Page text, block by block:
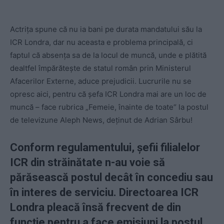
Actrița spune că nu ia bani pe durata mandatului său la
ICR Londra, dar nu aceasta e problema principală, ci
faptul că absența sa de la locul de muncă, unde e plătită
dealtfel împărătește de statul român prin Ministerul
Afacerilor Externe, aduce prejudicii. Lucrurile nu se
opresc aici, pentru că șefa ICR Londra mai are un loc de
muncă – face rubrica „Femeie, înainte de toate“ la postul
de televizune Aleph News, deținut de Adrian Sârbu!
Conform regulamentului, șefii filialelor
ICR din străinătate n-au voie să
părăsească postul decât în concediu sau
în interes de serviciu. Directoarea ICR
Londra pleacă însă frecvent de din